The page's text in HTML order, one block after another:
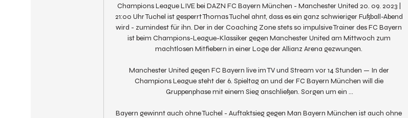
Champions League LIVE bei DAZN FC Bayern München - Manchester United 20. 09. 2023 |
21:00 Uhr Tuchel ist gesperrt Thomas Tuchel ahnt, dass es ein ganz schwieriger Fußball-Abend
wird - zumindest für ihn. Der in der Coaching Zone stets so impulsive Trainer des FC Bayern
ist beim Champions-League-Klassiker gegen Manchester United am Mittwoch zum
machtlosen Mitfiebern in einer Loge der Allianz Arena gezwungen.
Manchester United gegen FC Bayern live im TV und Stream vor 14 Stunden — In der
Champions League steht der 6. Spieltag an und der FC Bayern München will die
Gruppenphase mit einem Sieg anschließen. Sorgen um ein ...
Bayern gewinnt auch ohne Tuchel - Auftaktsieg gegen Man Bayern München ist auch ohne